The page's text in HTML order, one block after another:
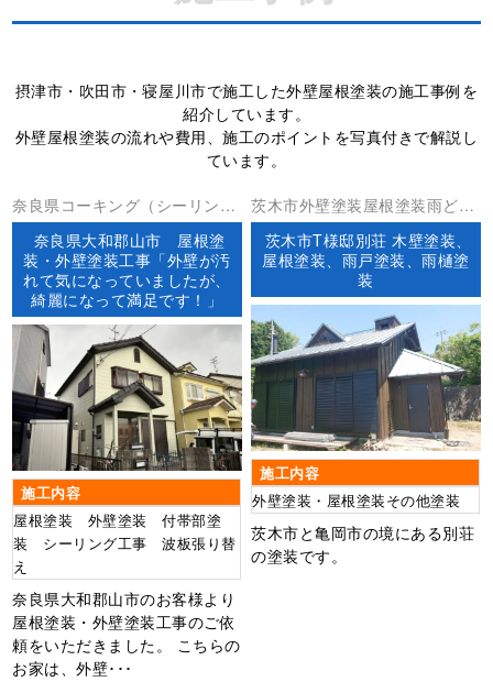
摂津市・吹田市・寝屋川市で施工した外壁屋根塗装の施工事例を
紹介しています。
外壁屋根塗装の流れや費用、施工のポイントを写真付きで解説し
ています。
奈良県コーキング（シーリン
グ）外壁塗装屋根塗装屋根工事
防水工事
奈良県大和郡山市 屋根塗
装・外壁塗装工事「外壁が汚
れて気になっていましたが、
綺麗になって満足です！」
施工内容
屋根塗装 外壁塗装 付帯部塗
装 シーリング工事 波板張り替
え
奈良県大和郡山市のお客様より
屋根塗装・外壁塗装工事のご依
頼をいただきました。 こちらの
お家は、外壁･･･
茨木市外壁塗装屋根塗装雨どい
工事
茨木市T様邸別荘 木壁塗装、
屋根塗装、雨戸塗装、雨樋塗
装
施工内容
外壁塗装・屋根塗装その他塗装
茨木市と亀岡市の境にある別荘
の塗装です。